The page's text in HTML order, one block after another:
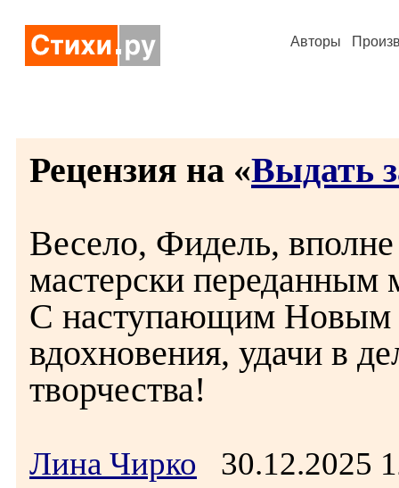
Авторы
Рецензия на «Выдать
Весело, Фидель,
мастерски переданным
С наступающим Новым
вдохновения, удачи в
творчества!
Лина Чирко 30.12.2025